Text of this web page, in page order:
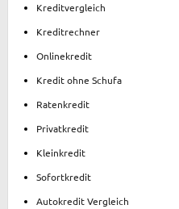
Kreditvergleich
Kreditrechner
Onlinekredit
Kredit ohne Schufa
Ratenkredit
Privatkredit
Kleinkredit
Sofortkredit
Autokredit Vergleich